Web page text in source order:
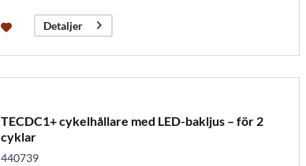
Detaljer
TECDC1+ cykelhållare med LED-bakljus – för 2
cyklar
440739